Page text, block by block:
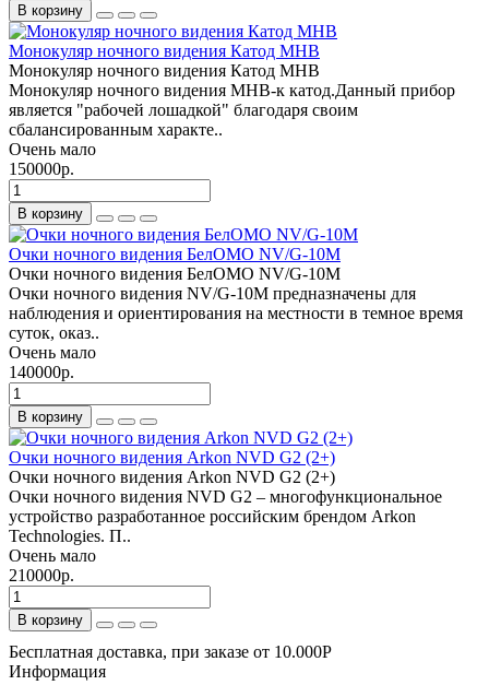
В корзину
Монокуляр ночного видения Катод МНВ
Монокуляр ночного видения Катод МНВ
Монокуляр ночного видения МНВ-к катод.Данный прибор
является "рабочей лошадкой" благодаря своим
сбалансированным характе..
Очень мало
150000р.
В корзину
Очки ночного видения БелОМО NV/G-10M
Очки ночного видения БелОМО NV/G-10M
Очки ночного видения NV/G-10M предназначены для
наблюдения и ориентирования на местности в темное время
суток, оказ..
Очень мало
140000р.
В корзину
Очки ночного видения Arkon NVD G2 (2+)
Очки ночного видения Arkon NVD G2 (2+)
Очки ночного видения NVD G2 – многофункциональное
устройство разработанное российским брендом Arkon
Technologies. П..
Очень мало
210000р.
В корзину
Бесплатная доставка, при заказе от 10.000Р
Информация